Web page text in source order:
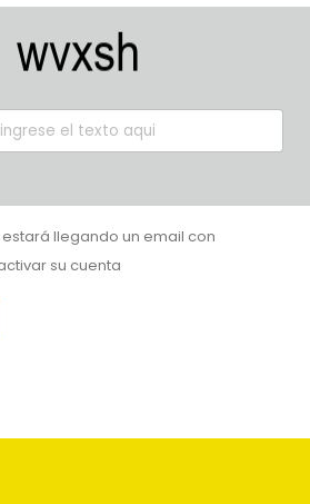
llegando un email con
su cuenta